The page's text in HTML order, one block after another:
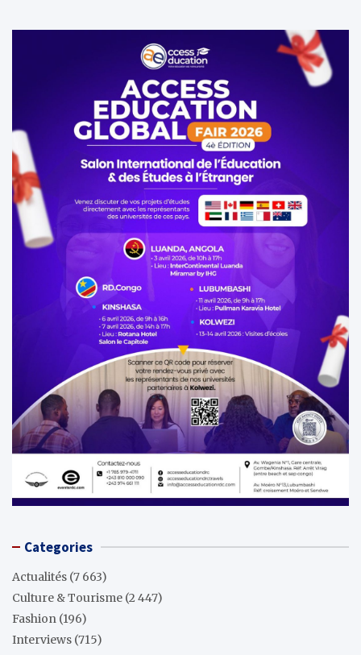
Categories
Actualités (7 663)
Culture & Tourisme (2 447)
Fashion (196)
Interviews (715)